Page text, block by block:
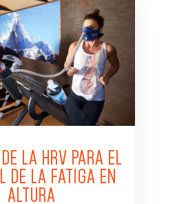
LA HRV PARA EL
DE LA FATIGA EN
ALTURA